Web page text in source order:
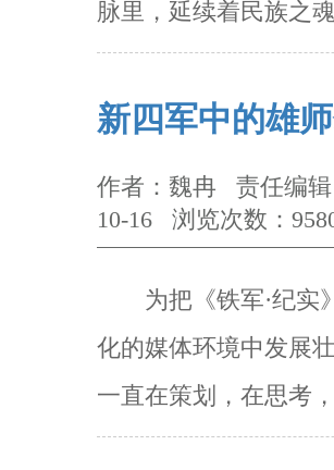
脉里，延续着民族之
新四军中的雄
作者：魏冉 责任编
10-16 浏览次数：
为把《铁军·纪实》
化的媒体环境中发展
一直在策划，在思考